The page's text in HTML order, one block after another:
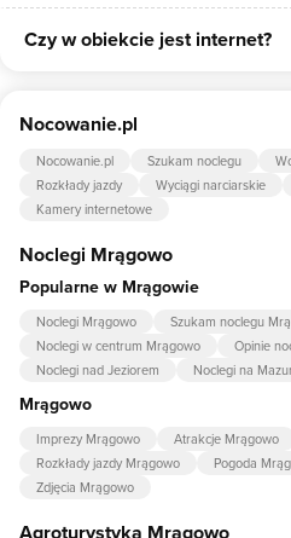
W obiekcie dostępne są
Czy w obiekcie jest internet?
Nocowanie.pl
Nocowanie.pl Szukam noclegu
Rozkłady jazdy
Wyciągi narciarskie
Kamery internetowe
Noclegi Mrągowo
Popularne w Mrągowie
Noclegi Mrągowo Szukam noclegu
Noclegi w centrum Mrągowo
Opinie
Noclegi nad Jeziorem
Noclegi na
Mrągowo
Imprezy Mrągowo Atrakcje Mrągowo
Rozkłady jazdy Mrągowo
Pogoda
Zdjęcia Mrągowo